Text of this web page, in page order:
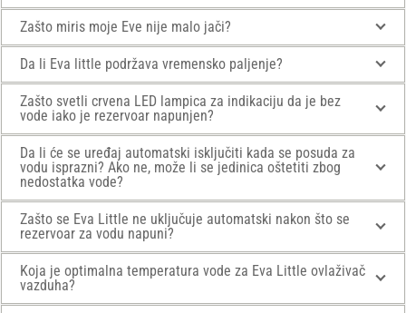
Zašto miris moje Eve nije malo jači?
Da li Eva little podržava vremensko paljenje?
Zašto svetli crvena LED lampica za indikaciju da je bez
vode iako je rezervoar napunjen?
Da li će se uređaj automatski isključiti kada se posuda za
vodu isprazni? Ako ne, može li se jedinica oštetiti zbog
nedostatka vode?
Zašto se Eva Little ne uključuje automatski nakon što se
rezervoar za vodu napuni?
Koja je optimalna temperatura vode za Eva Little ovlaživač
vazduha?